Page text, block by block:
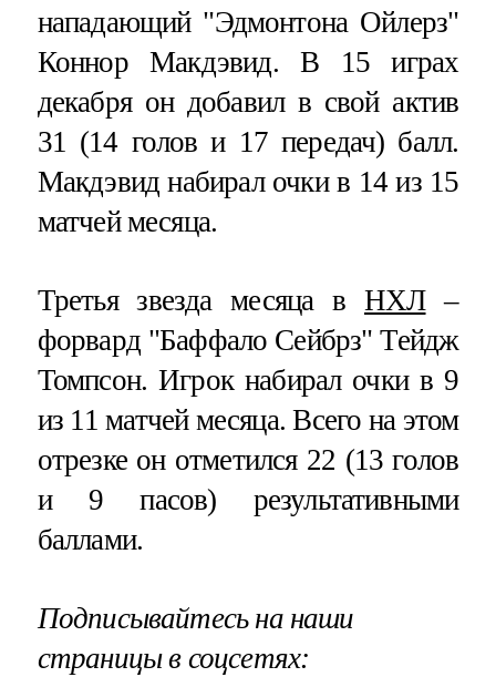
нападающий "Эдмонтона Ойлерз"
Коннор Макдэвид. В 15 играх
декабря он добавил в свой актив
31 (14 голов и 17 передач) балл.
Макдэвид набирал очки в 14 из 15
матчей месяца.
Третья звезда месяца в НХЛ–
форвард "Баффало Сейбрз" Тейдж
Томпсон. Игрок набирал очки в 9
из 11 матчей месяца. Всего на этом
отрезке он отметился 22 (13 голов
и 9 пасов) результативными
баллами.
Подписывайтесь на наши
страницы в соцсетях: